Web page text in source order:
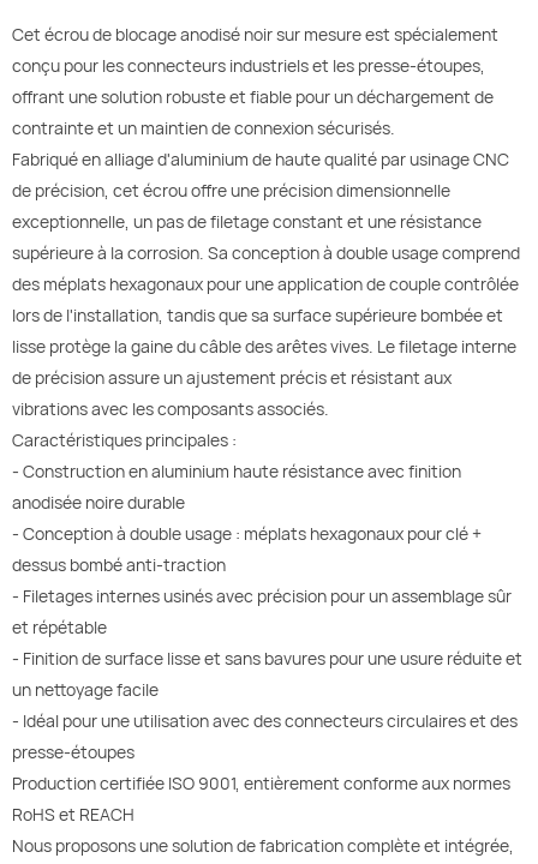
Cet écrou de blocage anodisé noir sur mesure est spécialement
conçu pour les connecteurs industriels et les presse-étoupes,
offrant une solution robuste et fiable pour un déchargement de
contrainte et un maintien de connexion sécurisés.
Fabriqué en alliage d'aluminium de haute qualité par usinage CNC
de précision, cet écrou offre une précision dimensionnelle
exceptionnelle, un pas de filetage constant et une résistance
supérieure à la corrosion. Sa conception à double usage comprend
des méplats hexagonaux pour une application de couple contrôlée
lors de l'installation, tandis que sa surface supérieure bombée et
lisse protège la gaine du câble des arêtes vives. Le filetage interne
de précision assure un ajustement précis et résistant aux
vibrations avec les composants associés.
Caractéristiques principales :
- Construction en aluminium haute résistance avec finition
anodisée noire durable
- Conception à double usage : méplats hexagonaux pour clé +
dessus bombé anti-traction
- Filetages internes usinés avec précision pour un assemblage sûr
et répétable
- Finition de surface lisse et sans bavures pour une usure réduite et
un nettoyage facile
- Idéal pour une utilisation avec des connecteurs circulaires et des
presse-étoupes
Production certifiée ISO 9001, entièrement conforme aux normes
RoHS et REACH
Nous proposons une solution de fabrication complète et intégrée,